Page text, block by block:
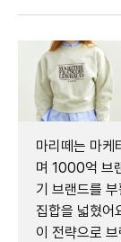
마리떼는 마케
며 1000억 브
기 브랜드를
집합을 넓혔어
이 전략으로